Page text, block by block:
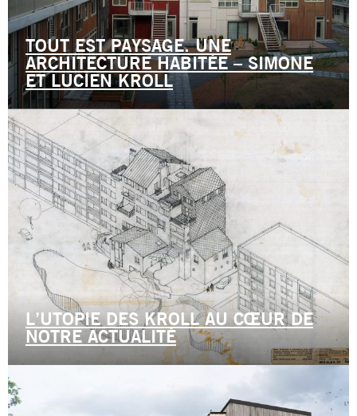
TOUT EST PAYSAGE. UNE
ARCHITECTURE HABITÉE – SIMONE
ET LUCIEN KROLL
L’UTOPIE DES KROLL AU CŒUR DE
NOTRE ACTUALITÉ